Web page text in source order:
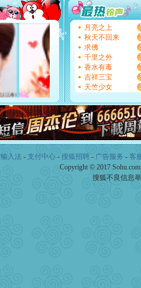
能正大光明地骚扰你,告诉
天都要快乐噢!
[圣诞节]
奉上一颗祝福的
如意,快乐,鲜花,一切美好
[元旦]
看到你我会触电；
断电。爱你是我职业，想
你是我专业！水晶之恋祝你
[元旦]
如果上天让我许三
起；二是再生再世和你在
离。水晶之恋祝你新年快乐
[元旦]当我狠下心扭头离去
泣，这痛楚让我明白我多
卖了。水晶之恋祝你新年快
[春节]风柔雨润好月圆，半
颜！冬去春来似水如烟，
道一声平安！新年吉祥万事
[春节]
传说薰衣草有四片
片叶子是希望，第三片叶
送你一棵薰衣草，愿你新年
月亮之上
秋天不回来
求佛
千里之外
香水有毒
吉祥三宝
天竺少女
入法 - 支付中心- 搜狐招聘- 广告服务 - 客
Copyright © 2017
搜狐不良信息